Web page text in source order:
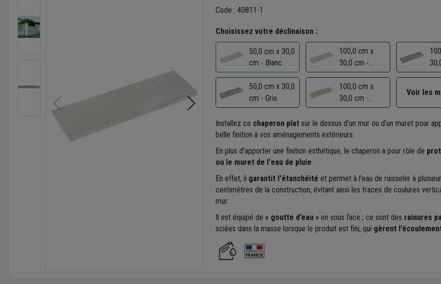
Code : 40811-1
Choisissez votre déclinaison :
50,0 cm x 30,0
cm - Blanc
100,0 cm x
30,0 cm -
Blanc
50,0 cm x 30,0
cm - Gris
100,0 cm x
30,0 cm -
Beige
Voir les
Installez ce chaperon platsur le dessus d’un mur ou d’un muret pour
belle finition à vos aménagements extérieurs.
En plus d'apporter une finition esthétique, le chaperon a pour rôle de
ou le muret de l'eau de pluie
En effet, il garantit l'étanchéité et permet à l'eau de ruisseler à
centimètres de la construction, évitant ainsi les traces de coulures
mur.
Il est équipé de « goutte d’eau »en sous face ; ce sont des rainures
sciées dans la masse lorsque le produit est fini, qui gèrent